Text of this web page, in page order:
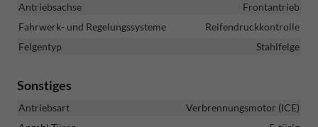
Antriebsachse
Frontantrieb
Fahrwerk- und Regelungssysteme
Reifendruckkontrolle
Felgentyp
Stahlfelge
Sonstiges
Antriebsart
Verbrennungsmotor (ICE)